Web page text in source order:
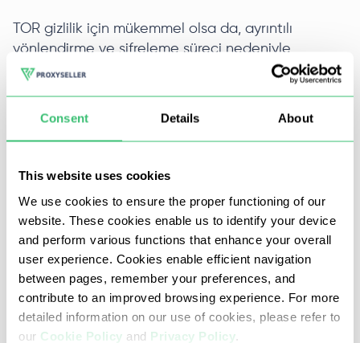
Consent Details About
This website uses cookies
We use cookies to ensure the proper functioning of our
website. These cookies enable us to identify your device
and perform various functions that enhance your overall
user experience. Cookies enable efficient navigation
between pages, remember your preferences, and
contribute to an improved browsing experience. For more
detailed information on our use of cookies, please refer to
our Cookie Policy and Privacy Policy
TOR gizlilik için mükemmel olsa da, ayrıntılı
yönlendirme ve şifreleme süreci nedeniyle
kullanımı internet hızlarını önemli ölçüde
yavaşlatır. Ek olarak, TOR'un çıkış düğümlerini
gerekiyorsa, örneğin türkiye proxy
edilebilir.
TOR'u kurmak, VPN'ler veya proxy'ler gibi daha
basit gizlilik araçlarını kullanmaya kıyasla daha
karmaşıktır ve daha fazla teknik bilgi ve çaba
gerektirir. Bu durum, çevrimiçi gizlilik ve güvenliği
artırmak için kullanımı daha kolay çözümleri tercih